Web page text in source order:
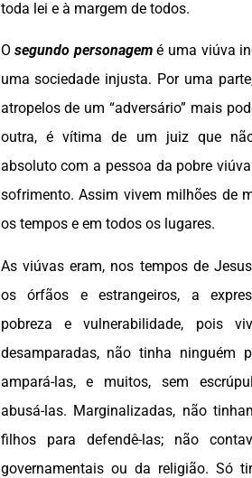
toda lei e à margem de todos.
Osegundo personagemé uma viúva
uma sociedade injusta. Por uma
atropelos de um “adversário” mais
outra, é vítima de um juiz que
absoluto com a pessoa da pobre
sofrimento. Assim vivem milhões de
os tempos e em todos os lugares.
As viúvas eram, nos tempos de
os órfãos e estrangeiros, a
pobreza e vulnerabilidade, pois
desamparadas, não tinha ninguém
ampará-las, e muitos, sem
abusá-las. Marginalizadas, não
filhos para defendê-las; não
governamentais ou da religião. Só